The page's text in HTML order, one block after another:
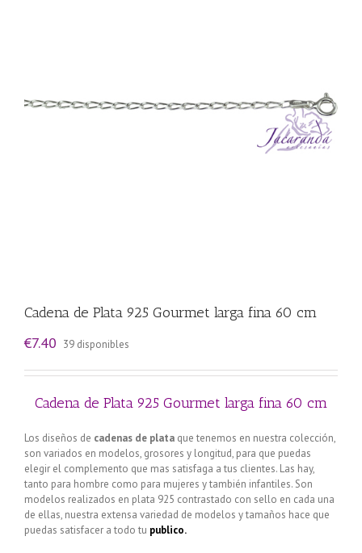
Cadena de Plata 925 Gourmet larga fina 60 cm
€7.40 39 disponibles
Cadena de Plata 925 Gourmet larga fina 60 cm
Los diseños de cadenas de plata que tenemos en nuestra colección,
son variados en modelos, grosores y longitud, para que puedas
elegir el complemento que mas satisfaga a tus clientes. Las hay,
tanto para hombre como para mujeres y también infantiles. Son
modelos realizados en plata 925 contrastado con sello en cada una
de ellas, nuestra extensa variedad de modelos y tamaños hace que
puedas satisfacer a todo tu publico.